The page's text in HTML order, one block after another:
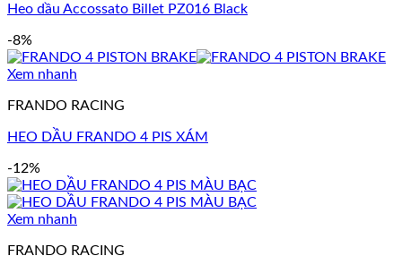
Heo dầu Accossato Billet PZ016 Black
-8%
Xem nhanh
FRANDO RACING
HEO DẦU FRANDO 4 PIS XÁM
-12%
Xem nhanh
FRANDO RACING